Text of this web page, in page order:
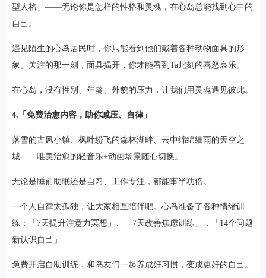
型人格」——无论你是怎样的性格和灵魂，在心岛总能找到心中的
自己。
遇见陌生的心岛居民时，你只能看到他们戴着各种动物面具的形
象。关注的那一刻，面具揭开，你才能看到Ta此刻的喜怒哀乐。
在心岛，没有性别、年龄、外貌的压力，让我们用灵魂遇见彼此。
4.「免费治愈内容，助你减压、自律」
落雪的古风小镇、枫叶纷飞的森林湖畔、云中绵绵细雨的天空之
城……唯美治愈的轻音乐+动画场景随心切换。
无论是睡前助眠还是自习、工作专注，都能事半功倍。
一个人自律太孤独，让大家相互陪伴吧。心岛准备了各种情绪训
练：「7天提升注意力冥想」、「7天改善焦虑训练」，「14个问题
新认识自己」……
免费开启自助训练，和岛友们一起养成好习惯，变成更好的自己。